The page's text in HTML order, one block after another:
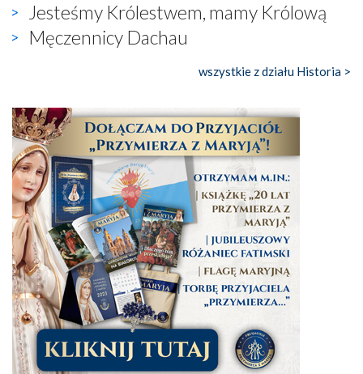
Jesteśmy Królestwem, mamy Królową
Męczennicy Dachau
wszystkie z działu Historia >